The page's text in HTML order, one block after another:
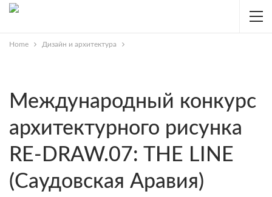
Home Дизайн и архитектура
Международный конкурс
архитектурного рисунка
RE-DRAW.07: THE LINE
(Саудовская Аравия)